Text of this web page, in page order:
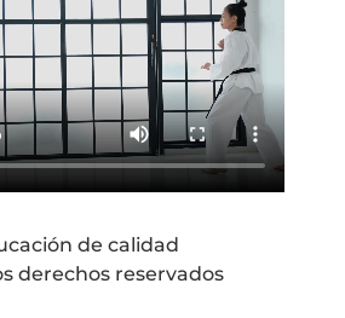
de calidad
derechos reservados